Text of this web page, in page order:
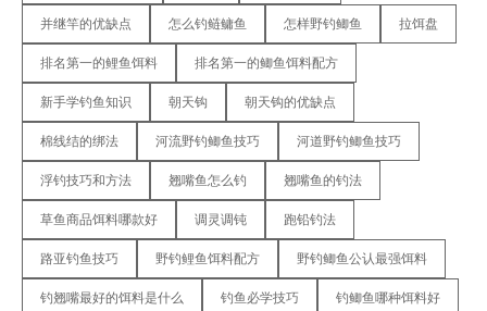
并继竿的优缺点 怎么钓鲢鳙鱼 怎样野钓鲫鱼 拉饵盘
排名第一的鲤鱼饵料 排名第一的鲫鱼饵料配方
新手学钓鱼知识 朝天钩 朝天钩的优缺点
棉线结的绑法 河流野钓鲫鱼技巧 河道野钓鲫鱼技巧
浮钓技巧和方法 翘嘴鱼怎么钓 翘嘴鱼的钓法
草鱼商品饵料哪款好 调灵调钝 跑铅钓法
路亚钓鱼技巧 野钓鲤鱼饵料配方 野钓鲫鱼公认最强饵料
钓翘嘴最好的饵料是什么 钓鱼必学技巧 钓鲫鱼哪种饵料好